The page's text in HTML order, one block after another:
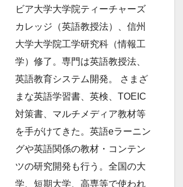
ビア大学大学院ティーチャーズ
カレッジ（英語教授法）、信州
大学大学院工学研究科（情報工
学）修了。専門は英語教授法、
英語教育システム開発。 さまざ
まな英語学習書、英検、TOEIC
対策書、マルチメディア教材等
を手がけてきた。英語eラーニン
グや英語関係の教材・コンテン
ツの研究開発も行う。全国の大
学、短期大学、高専等で使われ